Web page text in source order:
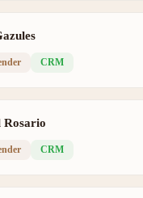
CRM
Rosario
CRM